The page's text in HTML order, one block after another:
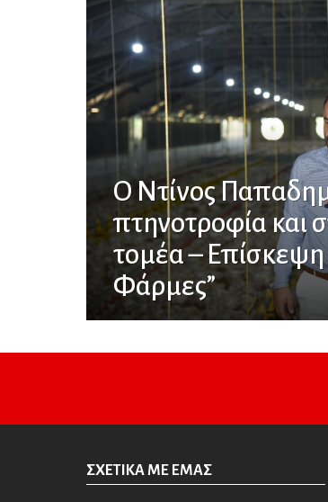
Ο Ντίνος
πτηνοτροφία και
τομέα – Επίσκεψη
Φάρμες”
ΣΧΕΤΙΚΆ ΜΕ ΕΜΆΣ